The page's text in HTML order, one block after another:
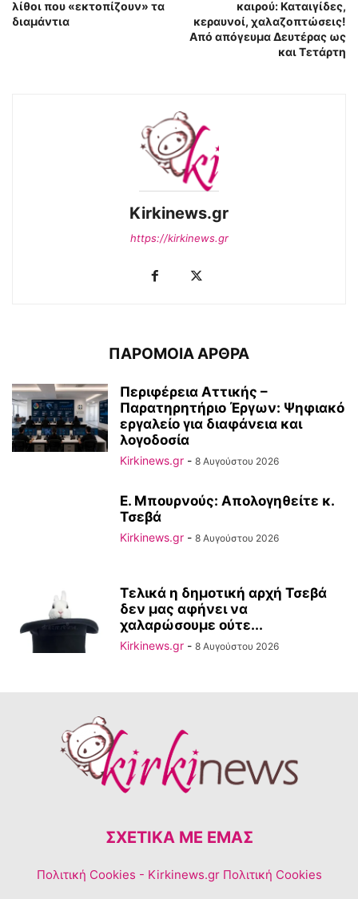
λίθοι που «εκτοπίζουν» τα
διαμάντια
καιρού: Καταιγίδες,
κεραυνοί, χαλαζοπτώσεις!
Από απόγευμα Δευτέρας ως
και Τετάρτη
Kirkinews.gr
https://kirkinews.gr
ΠΑΡΟΜΟΙΑ ΑΡΘΡΑ
Περιφέρεια Αττικής –
Παρατηρητήριο Έργων: Ψηφιακό
εργαλείο για διαφάνεια και
λογοδοσία
Kirkinews.gr - 8 Αυγούστου 2026
Ε. Μπουρνούς: Απολογηθείτε κ.
Τσεβά
Kirkinews.gr - 8 Αυγούστου 2026
Τελικά η δημοτική αρχή Τσεβά
δεν μας αφήνει να
χαλαρώσουμε ούτε...
Kirkinews.gr - 8 Αυγούστου 2026
ΣΧΕΤΙΚΆ ΜΕ ΕΜΆΣ
Πολιτική Cookies - Kirkinews.gr Πολιτική Cookies